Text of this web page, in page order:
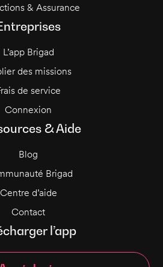
& Assurance
L’app Brigad
des missions
de service
Connexion
& Aide
Blog
Brigad
Centre d’aide
Contact
l’app